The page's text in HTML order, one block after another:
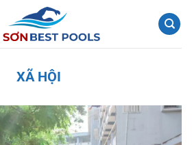
XÃ HỘI